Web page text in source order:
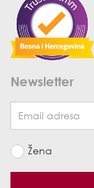
Newsletter
Žena